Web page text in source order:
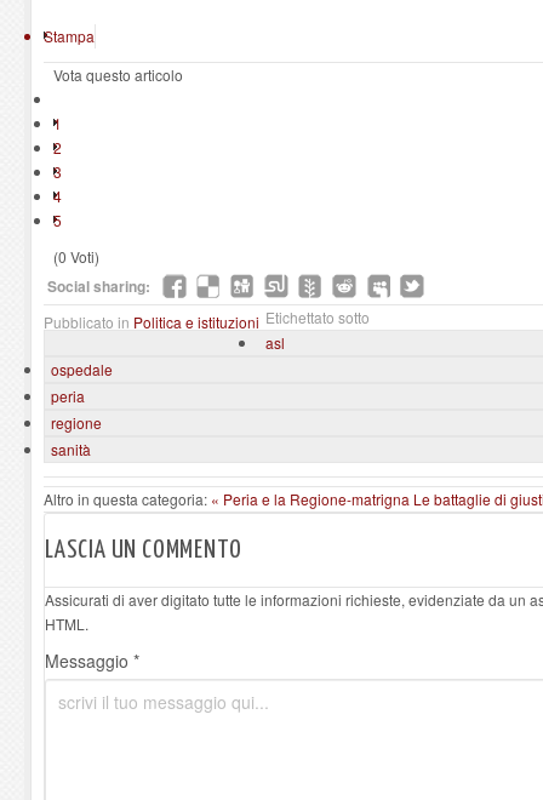
Stampa
Vota questo articolo
1
2
3
4
5
(0 Voti)
Social sharing:
Pubblicato in Politica e istituzioni Etichettato sotto
asl
ospedale
peria
regione
sanità
Altro in questa categoria: « Peria e la Regione-matrigna Le battaglie di
LASCIA UN COMMENTO
Assicurati di aver digitato tutte le informazioni richieste, evidenziate da un
HTML.
Messaggio *